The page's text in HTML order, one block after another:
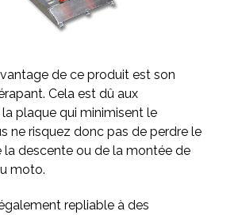
de ce produit est son
Cela est dû aux
plaque qui minimisent le
ne risquez donc pas de perdre le
descente ou de la montée de
moto.
repliable à des